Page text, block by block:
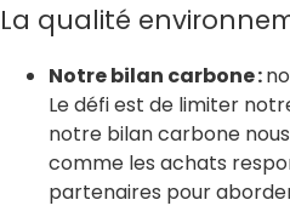
La qualité
Notre bilan carbone :
Le défi est de limiter
notre bilan carbone
comme les achats
partenaires pour